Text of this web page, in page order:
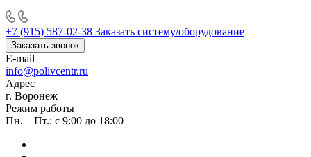
+7 (915) 587-02-38 Заказать систему/оборудование
Заказать звонок
E-mail
info@polivcentr.ru
Адрес
г. Воронеж
Режим работы
Пн. – Пт.: с 9:00 до 18:00